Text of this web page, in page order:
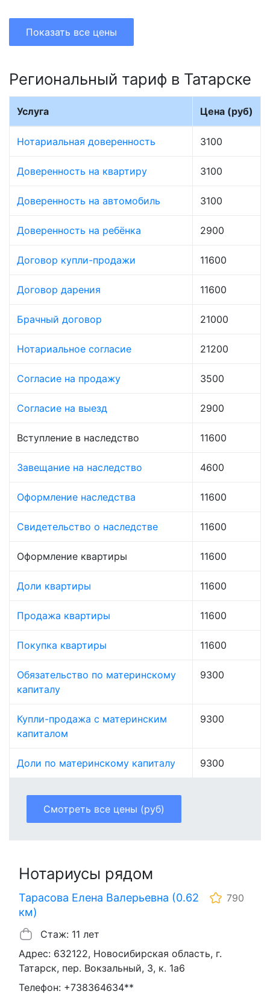
Показать все цены
Региональный тариф в Татарске
Услуга Цена (руб)
Нотариальная доверенность 3100
Доверенность на квартиру 3100
Доверенность на автомобиль 3100
Доверенность на ребёнка 2900
Договор купли-продажи 11600
Договор дарения 11600
Брачный договор 21000
Нотариальное согласие 21200
Согласие на продажу 3500
Согласие на выезд 2900
Вступление в наследство 11600
Завещание на наследство 4600
Оформление наследства 11600
Свидетельство о наследстве 11600
Оформление квартиры 11600
Доли квартиры 11600
Продажа квартиры 11600
Покупка квартиры 11600
Обязательство по материнскому
капиталу
9300
Купли-продажа с материнским
капиталом
9300
Доли по материнскому капиталу 9300
Смотреть все цены (руб)
Нотариусы рядом
Тарасова Елена Валерьевна (0.62
км)
790
Стаж: 11 лет
Адрес: 632122, Новосибирская область, г.
Татарск, пер. Вокзальный, 3, к. 1а6
Телефон: +738364634**